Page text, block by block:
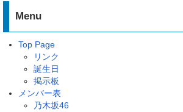
Menu
Top Page
リンク
誕生日
掲示板
メンバー表
乃木坂46